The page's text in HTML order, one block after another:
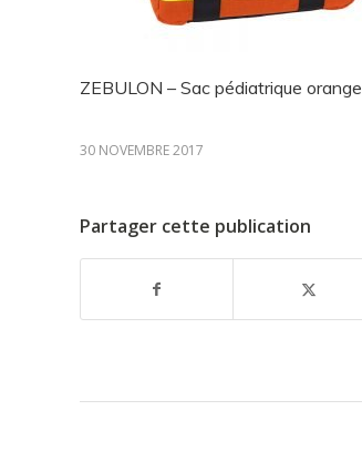
ZEBULON – Sac pédiatrique orange
30 NOVEMBRE 2017
Partager cette publication